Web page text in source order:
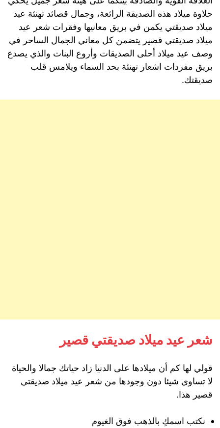
حلاوة ميلاد هذه الصديقة الرائعة، وجمال قصائد تهنئة عيد
ميلاد صديقتي يكمن في بريق معانيها وفقرات شعر عيد
ميلاد صديقتي قصير يتضمن كل معاني الجمال الساحر في
وصف عيد ميلاد أحلى الصديقات وأروع البنات والذي يصدع
بريق مفردات اشعار تهنئة بحد السماء ويلامس قلب
صديقتك.
شعر عيد ميلاد صديقتي قصير
قولي لها كم أن ميلادها على الدنيا زاد حياتك جمالا والحياة
لا تساوي شيئا دون وجودها من شعر عيد ميلاد صديقتي
قصير هذا.
نكتب اسمكِ بالذهب فوق الغيوم